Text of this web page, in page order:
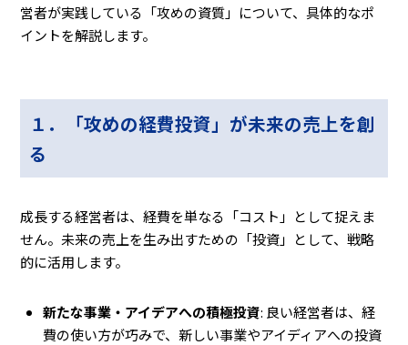
営者が実践している「攻めの資質」について、具体的なポ
イントを解説します。
１．「攻めの経費投資」が未来の売上を創
る
成長する経営者は、経費を単なる「コスト」として捉えま
せん。未来の売上を生み出すための「投資」として、戦略
的に活用します。
新たな事業・アイデアへの積極投資: 良い経営者は、経
費の使い方が巧みで、新しい事業やアイディアへの投資